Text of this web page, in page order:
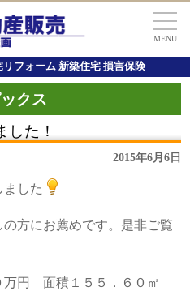
MENU
フォーム 新築住宅 損害保険
ックス
した！
2015年6月6日
した
方にお薦めです。是非ご覧
円 面積１５５．６０㎡